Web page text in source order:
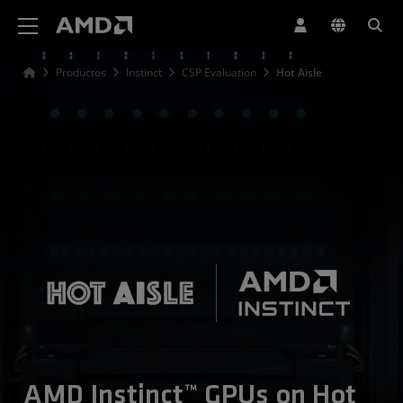
Productos Instinct CSP Evaluation Hot Aisle
AMD Instinct™ GPUs on Hot